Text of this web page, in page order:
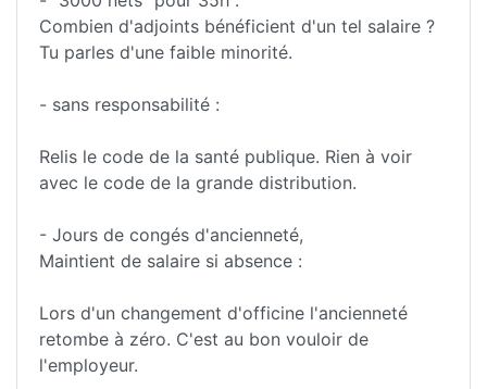
Combien d'adjoints bénéficient d'un tel salaire ?
Tu parles d'une faible minorité.
- sans responsabilité :
Relis le code de la santé publique. Rien à voir
avec le code de la grande distribution.
- Jours de congés d'ancienneté,
Maintient de salaire si absence :
Lors d'un changement d'officine l'ancienneté
retombe à zéro. C'est au bon vouloir de
l'employeur.